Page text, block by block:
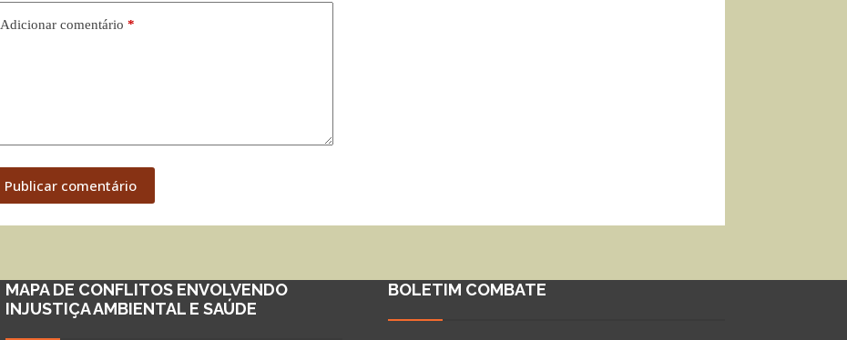
Adicionar comentário *
Publicar comentário
MAPA DE CONFLITOS ENVOLVENDO
INJUSTIÇA AMBIENTAL E SAÚDE
BOLETIM COMBATE